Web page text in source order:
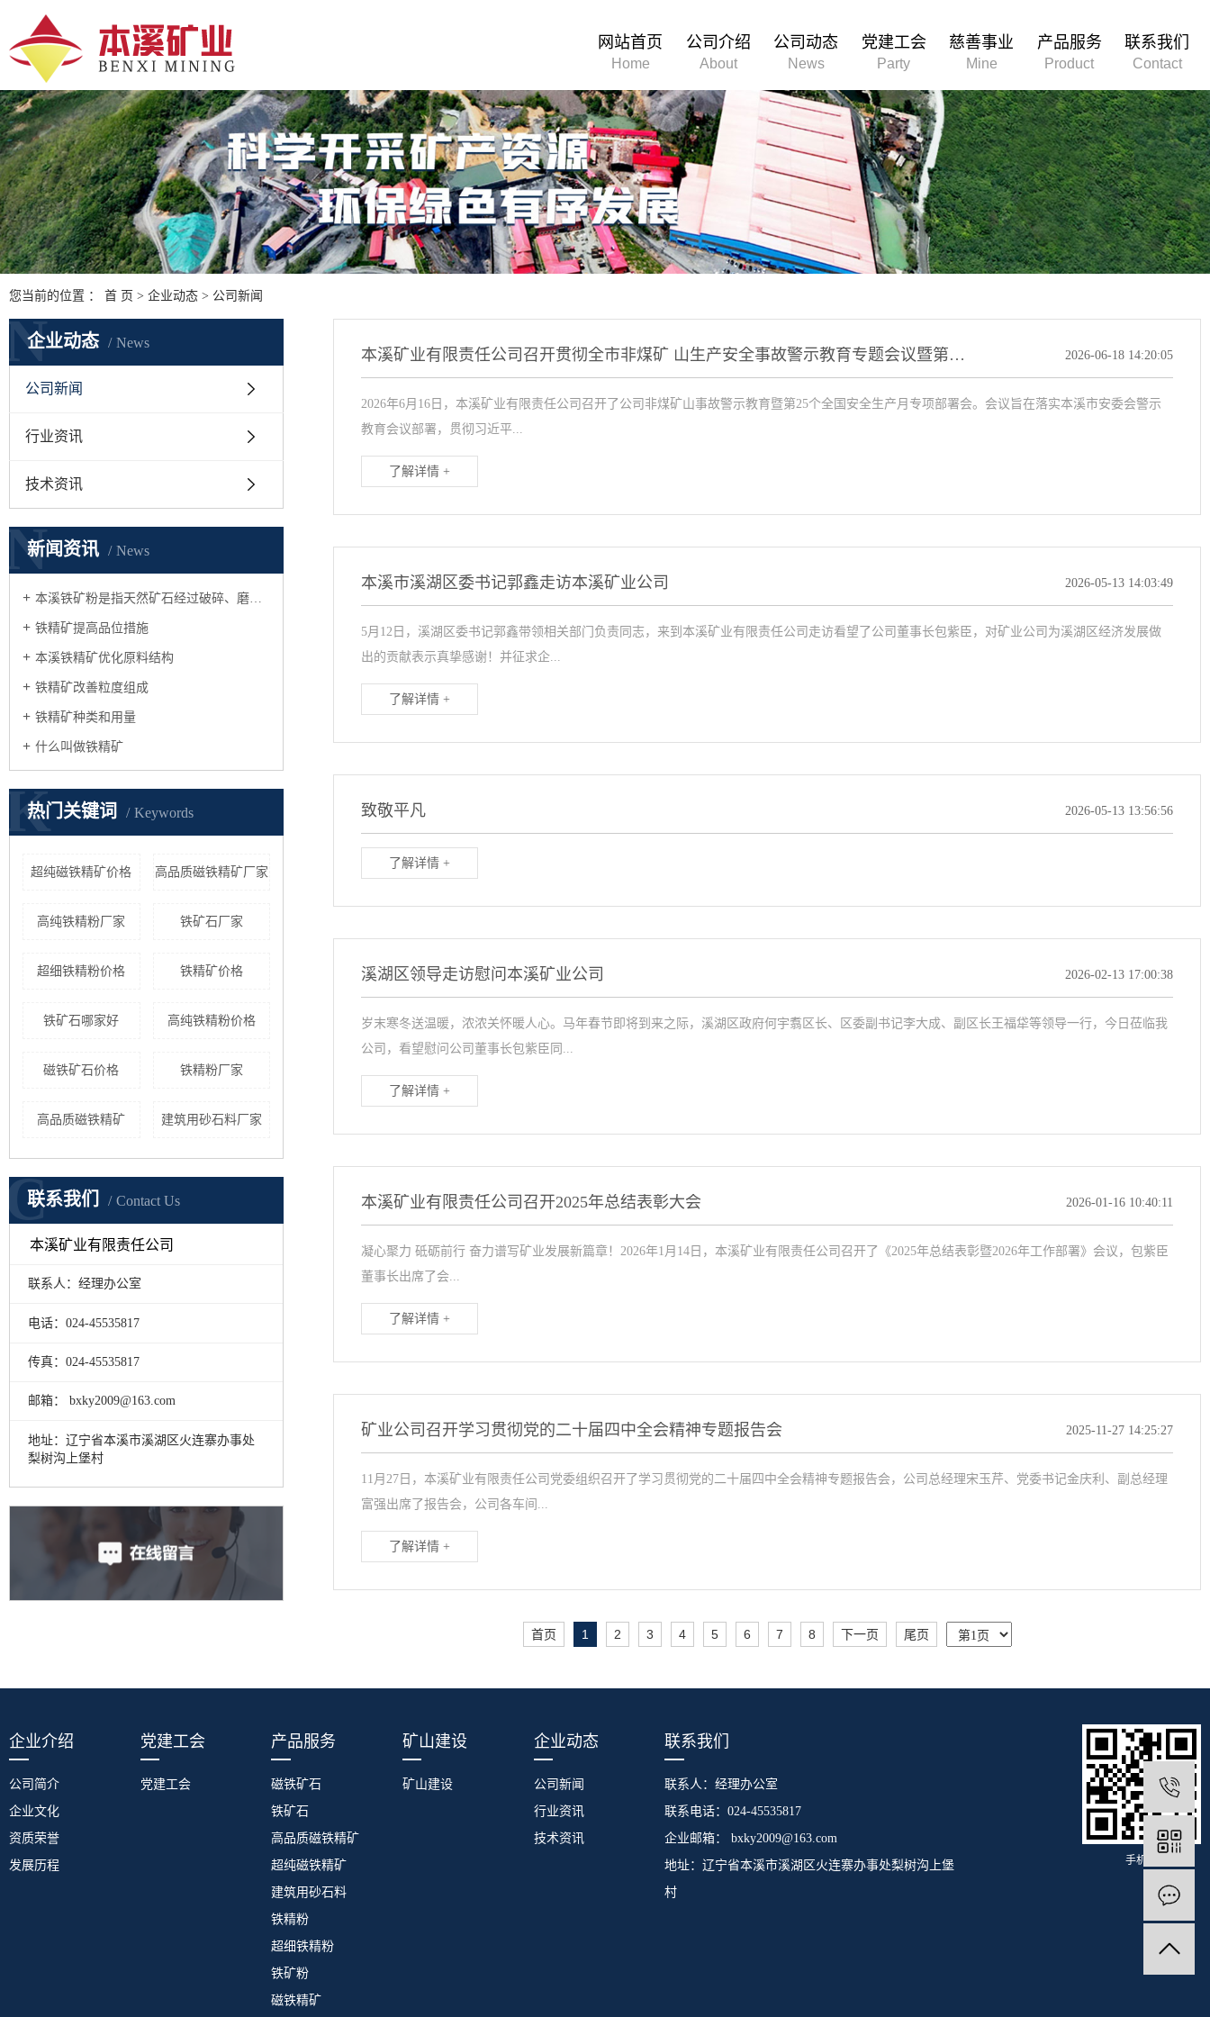
网站首页
Home
公司介绍
About
公司动态
News
党建工会
Party
慈善事业
Mine
产品服务
Product
联系我们
Contact
您当前的位置 ： 首 页 > 企业动态 > 公司新闻
企业动态 News
N
公司新闻
行业资讯
技术资讯
新闻资讯 News
N
本溪铁矿粉是指天然矿石经过破碎、磨碎、选矿等加工处理成的精矿粉
铁精矿提高品位措施
本溪铁精矿优化原料结构
铁精矿改善粒度组成
铁精矿种类和用量
什么叫做铁精矿
热门关键词 Keywords
K
超纯磁铁精矿价格 高品质磁铁精矿厂家
高纯铁精粉厂家 铁矿石厂家
超细铁精粉价格 铁精矿价格
铁矿石哪家好 高纯铁精粉价格
磁铁矿石价格 铁精粉厂家
高品质磁铁精矿 建筑用砂石料厂家
联系我们 Contact Us
C
本溪矿业有限责任公司
联系人：经理办公室
电话：024-45535817
传真：024-45535817
邮箱： bxky2009@163.com
地址：辽宁省本溪市溪湖区火连寨办事处
梨树沟上堡村
本溪矿业有限责任公司召开贯彻全市非煤矿 山生产安全事故警示教育专题会议暨第25个全国安全生产月专项部署会议 2026-06-18 14:20:05
2026年6月16日，本溪矿业有限责任公司召开了公司非煤矿山事故警示教育暨第25个全国安全生产月专项部署会。会议旨在落实本溪市安委会警示
教育会议部署，贯彻习近平...
了解详情 +
本溪市溪湖区委书记郭鑫走访本溪矿业公司 2026-05-13 14:03:49
5月12日，溪湖区委书记郭鑫带领相关部门负责同志，来到本溪矿业有限责任公司走访看望了公司董事长包紫臣，对矿业公司为溪湖区经济发展做
出的贡献表示真挚感谢！并征求企...
了解详情 +
致敬平凡 2026-05-13 13:56:56
了解详情 +
溪湖区领导走访慰问本溪矿业公司 2026-02-13 17:00:38
岁末寒冬送温暖，浓浓关怀暖人心。马年春节即将到来之际，溪湖区政府何宇翥区长、区委副书记李大成、副区长王福牮等领导一行，今日莅临我
公司，看望慰问公司董事长包紫臣同...
了解详情 +
本溪矿业有限责任公司召开2025年总结表彰大会 2026-01-16 10:40:11
凝心聚力 砥砺前行 奋力谱写矿业发展新篇章！2026年1月14日，本溪矿业有限责任公司召开了《2025年总结表彰暨2026年工作部署》会议，包紫臣
董事长出席了会...
了解详情 +
矿业公司召开学习贯彻党的二十届四中全会精神专题报告会 2025-11-27 14:25:27
11月27日，本溪矿业有限责任公司党委组织召开了学习贯彻党的二十届四中全会精神专题报告会，公司总经理宋玉芹、党委书记金庆利、副总经理
富强出席了报告会，公司各车间...
了解详情 +
首页 1 2 3 4 5 6 7 8 下一页 尾页
企业介绍
公司简介
企业文化
资质荣誉
发展历程
党建工会
党建工会
产品服务
磁铁矿石
铁矿石
高品质磁铁精矿
超纯磁铁精矿
建筑用砂石料
铁精粉
超细铁精粉
铁矿粉
磁铁精矿
矿山建设
矿山建设
企业动态
公司新闻
行业资讯
技术资讯
联系我们
联系人：经理办公室
联系电话：024-45535817
企业邮箱： bxky2009@163.com
地址：辽宁省本溪市溪湖区火连寨办事处梨树沟上堡
村
手机站